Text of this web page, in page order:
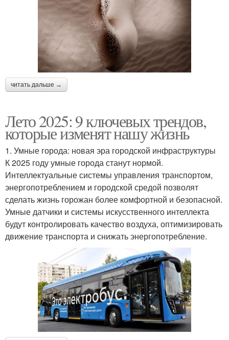
читать дальше →
Лето 2025: 9 ключевых трендов,
которые изменят нашу жизнь
1. Умные города: новая эра городской инфраструктуры
К 2025 году умные города станут нормой.
Интеллектуальные системы управления транспортом,
энергопотреблением и городской средой позволят
сделать жизнь горожан более комфортной и безопасной.
Умные датчики и системы искусственного интеллекта
будут контролировать качество воздуха, оптимизировать
движение транспорта и снижать энергопотребление.